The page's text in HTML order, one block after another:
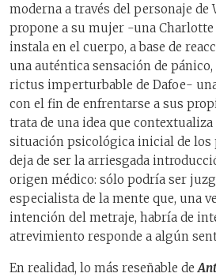
moderna a través del personaje de
propone a su mujer -una
instala en el cuerpo, a base de
una auténtica sensación de
rictus imperturbable de Dafoe-
con el fin de enfrentarse a sus
trata de una idea que
situación psicológica inicial de los
deja de ser la arriesgada
origen médico: sólo podría ser
especialista de la mente que, una
intención del metraje, habría de
atrevimiento responde a algún
En realidad, lo más reseñable de